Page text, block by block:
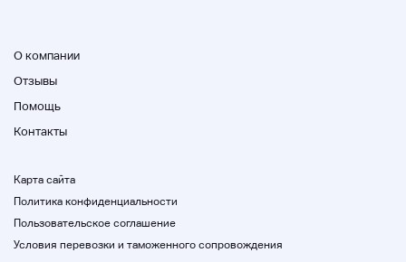
・ Мы не проверяем долгие часы. Спасибо за
понимание.
который не выполняет подробного
Поэтому мы не можем принимать возвраты,
возвраты, обмены и т. д., даже если это
отличается от описания продукта после
либо вопросы, пожалуйста, свяжитесь с нами.
О компании
Отзывы
Помощь
Контакты
Карта сайта
Политика конфиденциальности
Пользовательское соглашение
Условия перевозки и таможенного сопровождения